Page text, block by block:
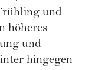
und
höheres
und
hingegen